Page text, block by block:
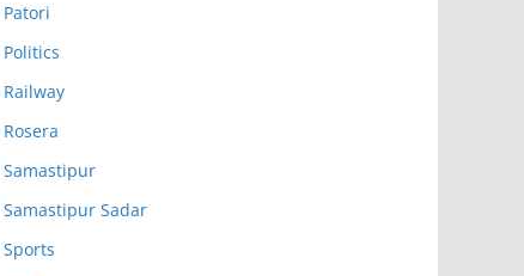
Patori
Politics
Railway
Rosera
Samastipur
Samastipur Sadar
Sports